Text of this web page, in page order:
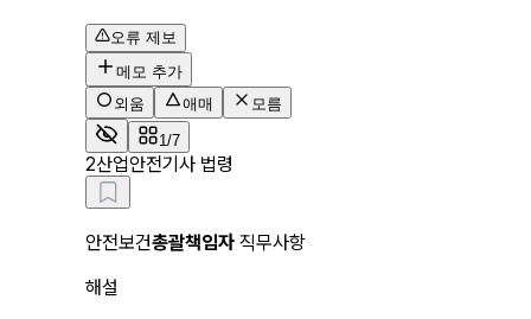
오류 제보
메모 추가
외움
애매 모름
1/7
2산업안전기사 법령
안전보건총괄책임자 직무사항
해설